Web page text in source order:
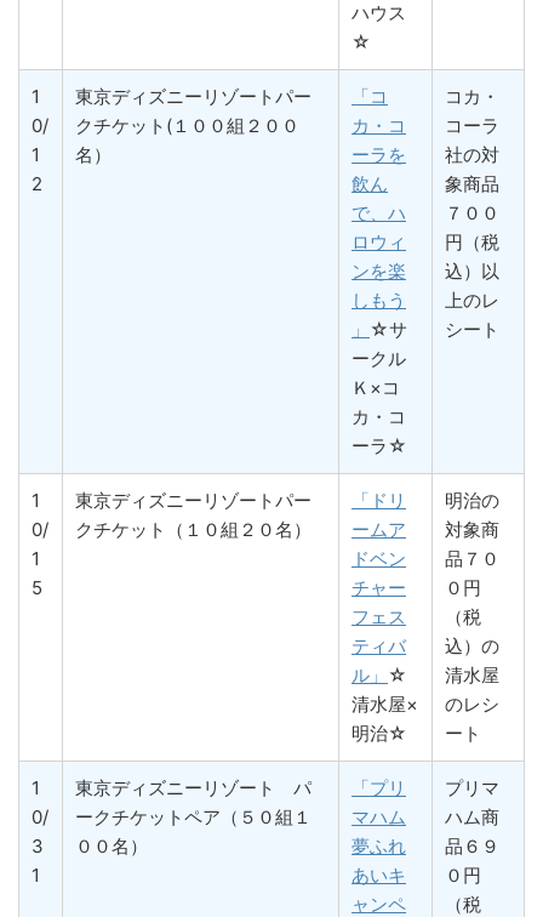
ハウス
☆
1
0/
1
2
東京ディズニーリゾートパー
クチケット(１００組２００
名）
「コ
カ・コ
ーラを
飲ん
で、ハ
ロウィ
ンを楽
しもう
」 ☆サ
ークル
Ｋ×コ
カ・コ
ーラ☆
コカ・
コーラ
社の対
象商品
７００
円（税
込）以
上のレ
シート
1
0/
1
5
東京ディズニーリゾートパー
クチケット（１０組２０名）
「ドリ
ームア
ドベン
チャー
フェス
ティバ
ル」 ☆
清水屋×
明治☆
明治の
対象商
品７０
０円
（税
込）の
清水屋
のレシ
ート
1
0/
3
1
東京ディズニーリゾート パ
ークチケットペア（５０組１
００名）
「プリ
マハム
夢ふれ
あいキ
ャンペ
プリマ
ハム商
品６９
０円
（税